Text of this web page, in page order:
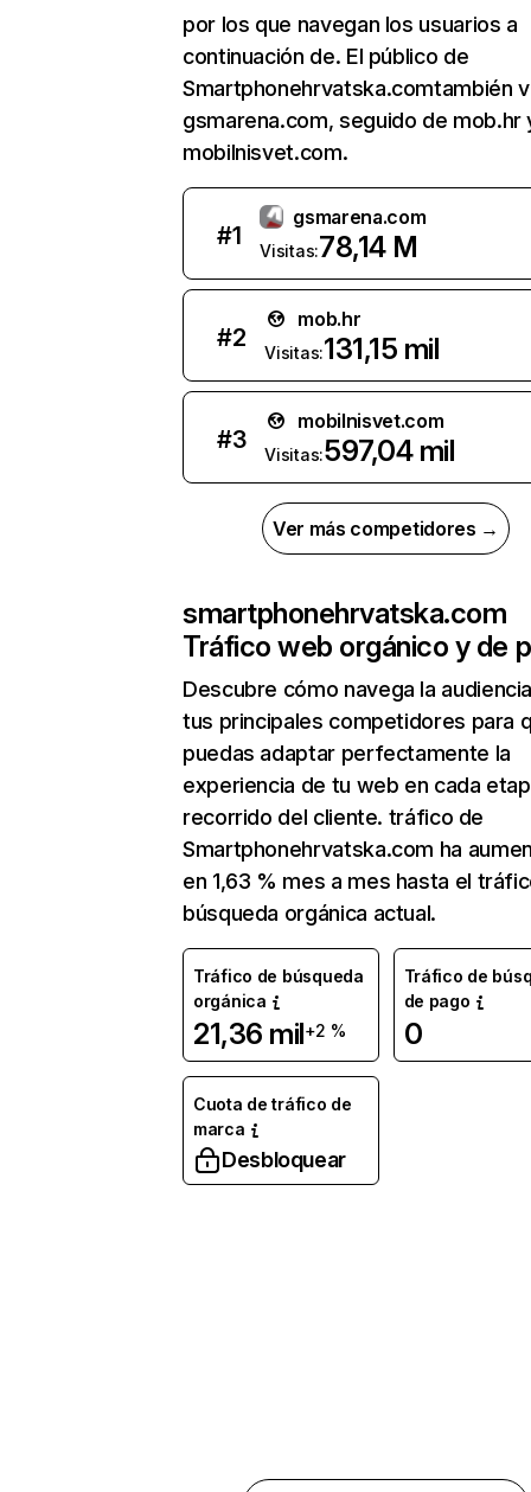
por los que navegan los usuarios a
continuación de. El público de
Smartphonehrvatska.comtambién
gsmarena.com, seguido de mob.hr
mobilnisvet.com.
#1
gsmarena.com
Visitas:78,14 M
#2
mob.hr
Visitas:131,15 mil
#3
mobilnisvet.com
Visitas:597,04 mil
Ver más competidores →
smartphonehrvatska.com
Tráfico web orgánico y de
Descubre cómo navega la
tus principales competidores para
puedas adaptar perfectamente la
experiencia de tu web en cada
recorrido del cliente. tráfico de
Smartphonehrvatska.com ha
en 1,63 % mes a mes hasta el
búsqueda orgánica actual.
Tráfico de búsqueda
orgánica
21,36 mil+2 %
Tráfico de
de pago
0
Cuota de tráfico de
marca
Desbloquear